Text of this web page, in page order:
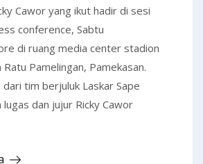
Cawor yang ikut hadir di sesi
conference, Sabtu
di ruang media center stadion
Pamelingan, Pamekasan.
tim berjuluk Laskar Sape
dan jujur Ricky Cawor